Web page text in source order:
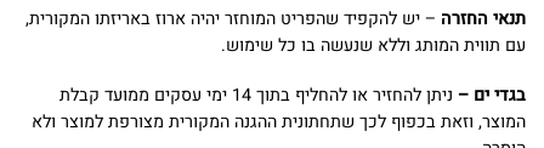
תנאי החזרה – יש להקפיד שהפריט המוחזר יהיה ארוז באריזתו המקורית,
עם תווית המותג וללא שנעשה בו כל שימוש.
בגדי ים –
ניתן להחזיר או להחליף בתוך 14 ימי עסקים ממועד קבלת
המוצר, וזאת בכפוף לכך שתחתונית ההגנה המקורית מצורפת למוצר ולא